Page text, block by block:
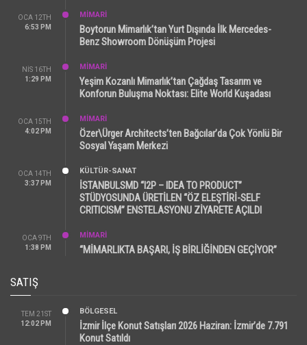
OCA 12TH
6:53 PM
MİMARİ
Boytorun Mimarlık’tan Yurt Dışında İlk Mercedes-
Benz Showroom Dönüşüm Projesi
NIS 16TH
1:29 PM
MİMARİ
Yeşim Kozanlı Mimarlık’tan Çağdaş Tasarım ve
Konforun Buluşma Noktası: Elite World Kuşadası
OCA 15TH
4:02 PM
MİMARİ
Özer\Ürger Architects’ten Bağcılar’da Çok Yönlü Bir
Sosyal Yaşam Merkezi
OCA 14TH
3:37 PM
KÜLTÜR-SANAT
İSTANBULSMD “I2P – IDEA TO PRODUCT”
STÜDYOSUNDA ÜRETİLEN “ÖZ ELEŞTİRİ-SELF
CRITICISM” ENSTELASYONU ZİYARETE AÇILDI
OCA 9TH
1:38 PM
MİMARİ
“MİMARLIKTA BAŞARI, İŞ BİRLİĞİNDEN GEÇİYOR”
SATIŞ
TEM 21ST
12:02 PM
BÖLGESEL
İzmir İlçe Konut Satışları 2026 Haziran: İzmir’de 7.791
Konut Satıldı